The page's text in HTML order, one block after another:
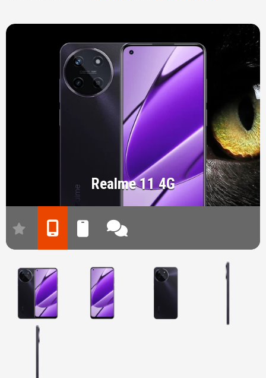
Realme 11 4G